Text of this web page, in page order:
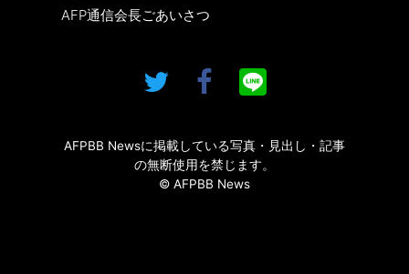
AFP通信会長ごあいさつ
AFPBB Newsに掲載している写真・見出し・記事
の無断使用を禁じます。
© AFPBB News